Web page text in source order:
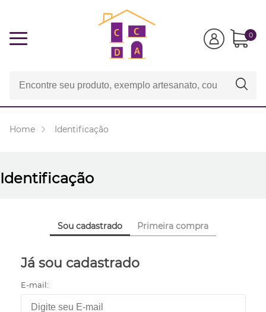
0
Home Identificação
Identificação
Sou cadastrado Primeira compra
Já sou cadastrado
E-mail: